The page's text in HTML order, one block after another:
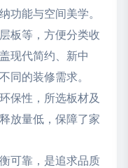
功能与空间美学。
板等，方便分类收
现代简约、新中
同的装修需求。
保性，所选板材及
放量低，保障了家
可靠，是追求品质